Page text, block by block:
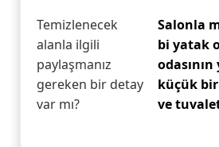
Temizlenecek
alanla ilgili
paylaşmanız
gereken bir detay
var mı?
Salonla
bi yatak
odasının
küçük
ve